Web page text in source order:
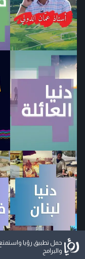
حمل تطبيق رؤيا
والبرامج